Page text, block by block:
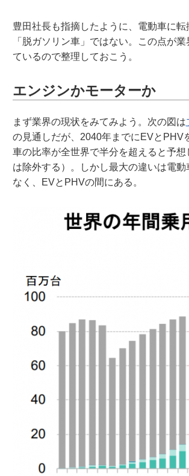
豊田社長も指摘したように、電動車に転
「脱ガソリン車」ではない。この点が
ているので整理しておこう。
エンジンかモーターか
まず業界の現状をみてみよう。次の図は
の見通しだが、2040年までにEVとPHV
車の比率が全世界で半分を超えると予
は除外する）。しかし最大の違いは電動
なく、EVとPHVの間にある。